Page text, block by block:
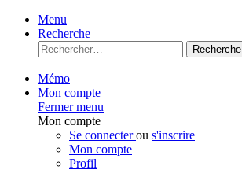
Menu
Recherche
Recherche
Mémo
Mon compte
Fermer menu
Mon compte
Se connecterou s'inscrire
Mon compte
Profil